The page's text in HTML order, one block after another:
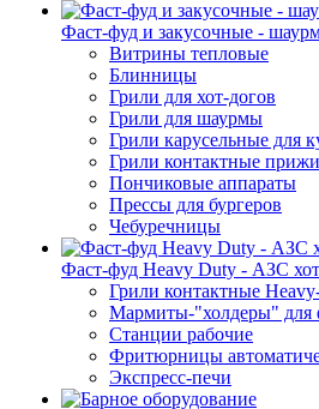
Фаст-фуд и закусочные -
Витрины тепловые
Блинницы
Грили для хот-догов
Грили для шаурмы
Грили карусельные для
Грили контактные
Пончиковые аппараты
Прессы для бургеров
Чебуречницы
Фаст-фуд Heavy Duty - АЗС
Грили контактные
Мармиты-"холдеры" для
Станции рабочие
Фритюрницы
Экспресс-печи